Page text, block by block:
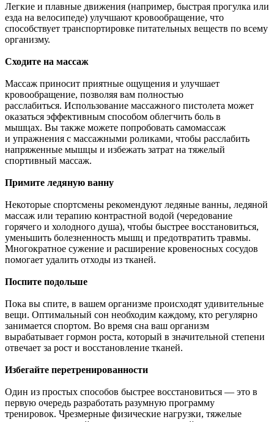
Легкие и плавные движения (например, быстрая прогулка или
езда на велосипеде) улучшают кровообращение, что
способствует транспортировке питательных веществ по всему
организму.
Сходите на массаж
Массаж приносит приятные ощущения и улучшает
кровообращение, позволяя вам полностью
расслабиться. Использование массажного пистолета может
оказаться эффективным способом облегчить боль в
мышцах. Вы также можете попробовать самомассаж
и упражнения с массажными роликами, чтобы расслабить
напряженные мышцы и избежать затрат на тяжелый
спортивный массаж.
Примите ледяную ванну
Некоторые спортсмены рекомендуют ледяные ванны, ледяной
массаж или терапию контрастной водой (чередование
горячего и холодного душа), чтобы быстрее восстановиться,
уменьшить болезненность мышц и предотвратить травмы.
Многократное сужение и расширение кровеносных сосудов
помогает удалить отходы из тканей.
Поспите подольше
Пока вы спите, в вашем организме происходят удивительные
вещи. Оптимальный сон необходим каждому, кто регулярно
занимается спортом. Во время сна ваш организм
вырабатывает гормон роста, который в значительной степени
отвечает за рост и восстановление тканей.
Избегайте перетренированности
Один из простых способов быстрее восстановиться — это в
первую очередь разработать разумную программу
тренировок. Чрезмерные физические нагрузки, тяжелые